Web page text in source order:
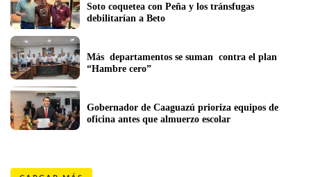
Soto coquetea con Peña y los tránsfugas
debilitarían a Beto
Más  departamentos se suman  contra el plan
“Hambre cero”
Gobernador de Caaguazú prioriza equipos de
oficina antes que almuerzo escolar